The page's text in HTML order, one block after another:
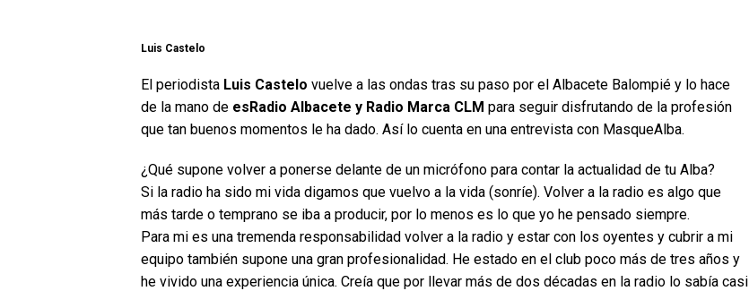
Luis Castelo
El periodista Luis Castelo vuelve a las ondas tras su paso por el Albacete Balompié y lo hace
de la mano de esRadio Albacete y Radio Marca CLM para seguir disfrutando de la profesión
que tan buenos momentos le ha dado. Así lo cuenta en una entrevista con MasqueAlba.
¿Qué supone volver a ponerse delante de un micrófono para contar la actualidad de tu Alba?
Si la radio ha sido mi vida digamos que vuelvo a la vida (sonríe). Volver a la radio es algo que
más tarde o temprano se iba a producir, por lo menos es lo que yo he pensado siempre.
Para mi es una tremenda responsabilidad volver a la radio y estar con los oyentes y cubrir a mi
equipo también supone una gran profesionalidad. He estado en el club poco más de tres años y
he vivido una experiencia única. Creía que por llevar más de dos décadas en la radio lo sabía casi